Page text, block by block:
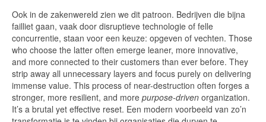
Ook in de zakenwereld zien we dit patroon. Bedrijven die bijna
failliet gaan, vaak door disruptieve technologie of felle
concurrentie, staan voor een keuze: opgeven of vechten. Those
who choose the latter often emerge leaner, more innovative,
and more connected to their customers than ever before. They
strip away all unnecessary layers and focus purely on delivering
immense value. This process of near-destruction often forges a
stronger, more resilient, and more purpose-driven organization.
It’s a brutal yet effective reset. Een modern voorbeeld van zo’n